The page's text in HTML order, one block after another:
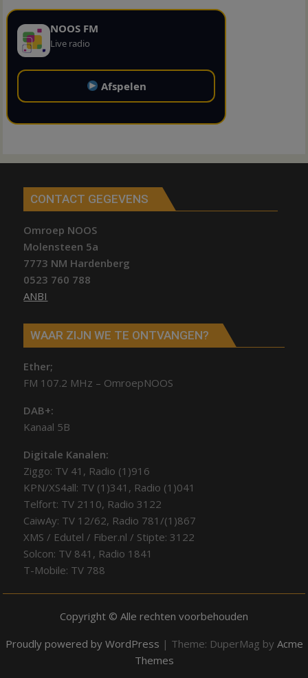
NOOS FM
Live radio
Afspelen
CONTACT GEGEVENS
Omroep NOOS
Molensteen 5a
7773 NM Hardenberg
0523 760 788
ANBI
WAAR ZIJN WE TE ONTVANGEN?
Ether;
FM 107.2 MHz – OmroepNOOS
DAB+:
Kanaal 5B
Digitale Kanalen:
Ziggo: TV 41, Radio (1)916
KPN/XS4all: TV (1)341, Radio (1)041
Telfort: TV 2110, Radio 3122
CaiwAy: TV 12/62, Radio 781/(1)867
XMS / Edutel / Fiber.nl / Stipte: 3122
Solcon: TV 841, Radio 1841
T-Mobile: TV 788
Copyright © Alle rechten voorbehouden
Proudly powered by WordPress | Theme: DuperMag by Acme
Themes